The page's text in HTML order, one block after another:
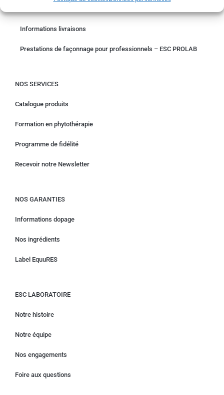
Informations livraisons
Prestations de façonnage pour professionnels – ESC PROLAB
NOS SERVICES
Catalogue produits
Formation en phytothérapie
Programme de fidélité
Recevoir notre Newsletter
NOS GARANTIES
Informations dopage
Nos ingrédients
Label EquuRES
ESC LABORATOIRE
Notre histoire
Notre équipe
Nos engagements
Foire aux questions